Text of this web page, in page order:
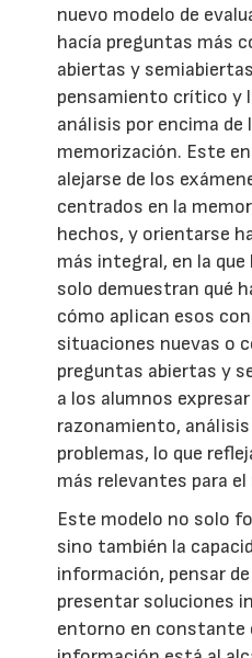
nuevo modelo de
hacía preguntas más
abiertas y
pensamiento crítico y
análisis por encima de
memorización. Este
alejarse de los
centrados en la
hechos, y orientarse
más integral, en la
solo demuestran qué
cómo aplican esos
situaciones nuevas o
preguntas abiertas y
a los alumnos
razonamiento,
problemas, lo que
más relevantes para
Este modelo no solo
sino también la
información, pensar
presentar soluciones
entorno en constante